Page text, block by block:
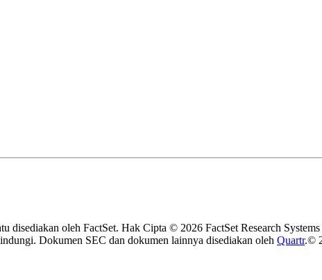
disediakan oleh FactSet. Hak Cipta © 2026 FactSet Research
Dokumen SEC dan dokumen lainnya disediakan oleh Quartr.©